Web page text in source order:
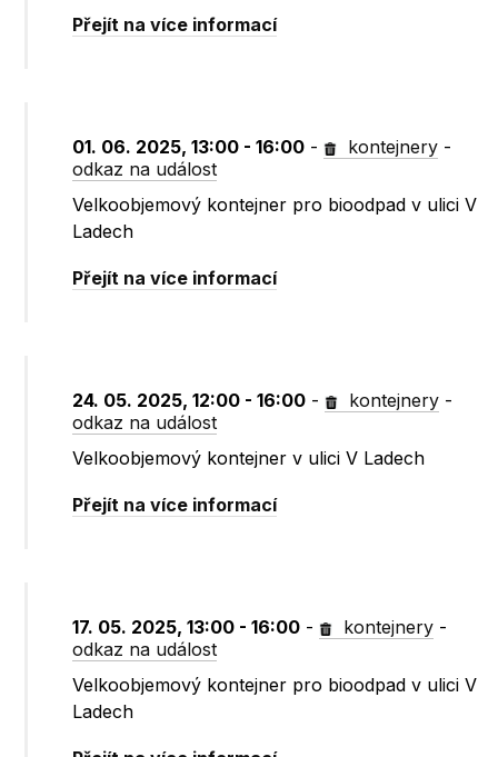
Přejít na více informací
01. 06. 2025, 13:00 - 16:00 - kontejnery -
odkaz na událost
Velkoobjemový kontejner pro bioodpad v ulici V
Ladech
Přejít na více informací
24. 05. 2025, 12:00 - 16:00 - kontejnery -
odkaz na událost
Velkoobjemový kontejner v ulici V Ladech
Přejít na více informací
17. 05. 2025, 13:00 - 16:00 - kontejnery -
odkaz na událost
Velkoobjemový kontejner pro bioodpad v ulici V
Ladech